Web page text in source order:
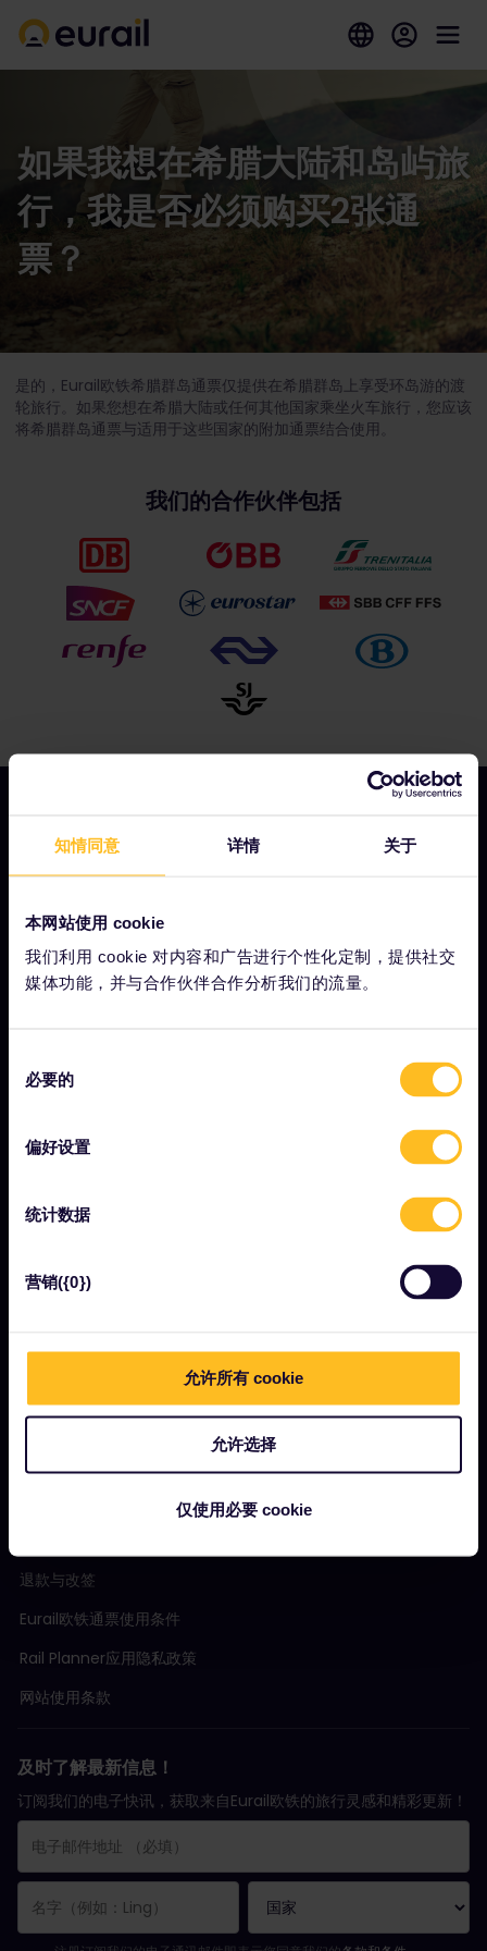
知情同意 详情 关于
本网站使用 cookie
我们利用 cookie 对内容和广告进行个性化定制，提供社交
媒体功能，并与合作伙伴合作分析我们的流量。
必要的
偏好设置
统计数据
营销({0})
允许所有 cookie
允许选择
仅使用必要 cookie
如果我想在希腊大陆和岛屿旅
行，我是否必须购买2张通
票？
是的，Eurail欧铁希腊群岛通票仅提供在希腊群岛上享受环岛游的渡
轮旅行。如果您想在希腊大陆或任何其他国家乘坐火车旅行，您应该
将希腊群岛通票与适用于这些国家的附加通票结合使用。
我们的合作伙伴包括
我们的公司
关于我们
工作机会
新闻中心
Interrail影响报告
什么是Eurail欧铁？
杂志
支持
退款与改签
Eurail欧铁通票使用条件
Rail Planner应用隐私政策
网站使用条款
及时了解最新信息！
订阅我们的电子快讯，获取来自Eurail欧铁的旅行灵感和精彩更新！
您已成功订阅。